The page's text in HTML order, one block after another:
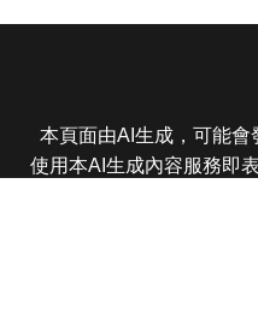
本頁面由AI生成，可能會
使用本AI生成內容服務即